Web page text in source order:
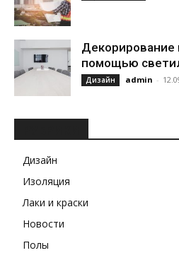
Декорирование
помощью
Дизайн admin -
Дизайн
Изоляция
Лаки и краски
Новости
Полы